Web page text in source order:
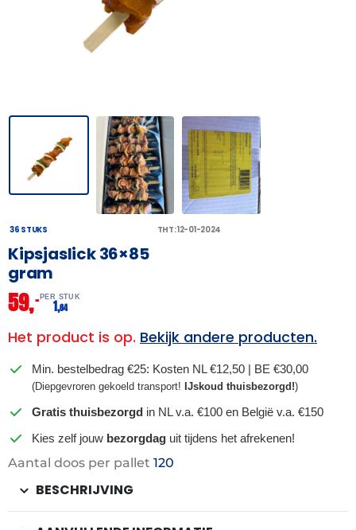
36 STUKS THT: 12-01-2024
Kipsjaslick 36×85
gram
59,– PER STUK
1,64
Het product is op. Bekijk andere producten.
Min. bestelbedrag €25: Kosten NL €12,50 | BE €30,00
(Diepgevroren gekoeld transport! IJskoud thuisbezorgd!)
Gratis thuisbezorgd in NL v.a. €100 en België v.a. €150
Kies zelf jouw bezorgdag uit tijdens het afrekenen!
Aantal doos per pallet 120
BESCHRIJVING